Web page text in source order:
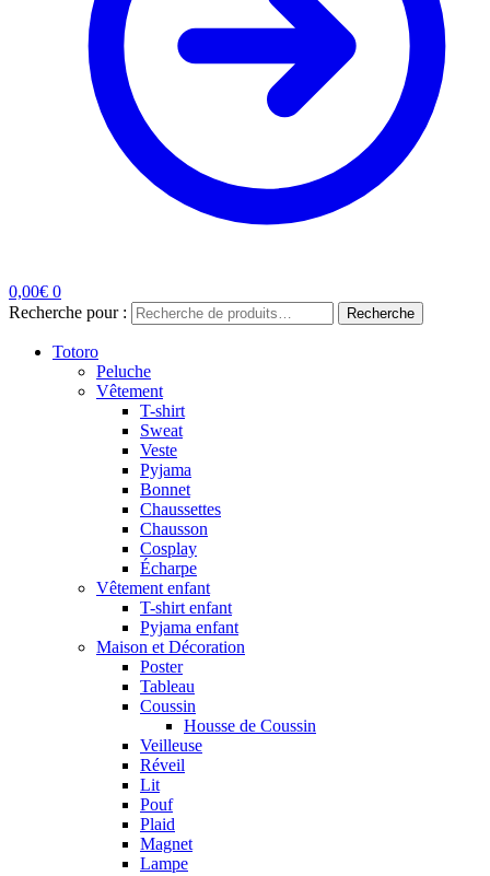
0,00€ 0
Recherche pour :
Recherche
Totoro
Peluche
Vêtement
T-shirt
Sweat
Veste
Pyjama
Bonnet
Chaussettes
Chausson
Cosplay
Écharpe
Vêtement enfant
T-shirt enfant
Pyjama enfant
Maison et Décoration
Poster
Tableau
Coussin
Housse de Coussin
Veilleuse
Réveil
Lit
Pouf
Plaid
Magnet
Lampe